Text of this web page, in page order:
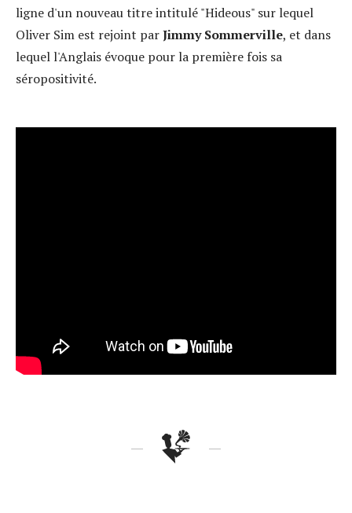
ligne d'un nouveau titre intitulé "Hideous" sur lequel
Oliver Sim est rejoint parJimmy Sommerville, et dans
lequel l'Anglais évoque pour la première fois sa
séropositivité.